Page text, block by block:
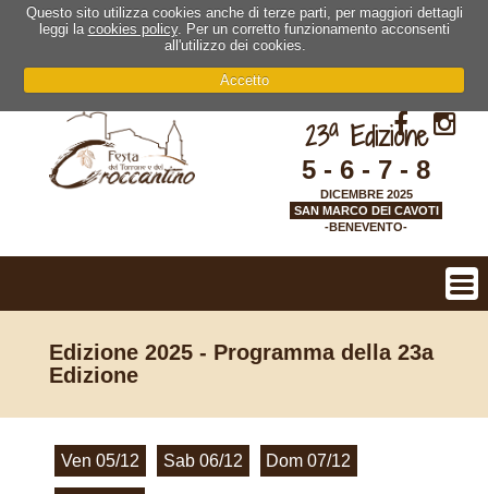
Questo sito utilizza cookies anche di terze parti, per maggiori dettagli
leggi la cookies policy. Per un corretto funzionamento acconsenti
all'utilizzo dei cookies.
Accetto
23aEdizione
5 - 6 - 7 - 8
DICEMBRE 2025
SAN MARCO DEI CAVOTI
-BENEVENTO-
Edizione 2025 - Programma della 23a
Edizione
Ven 05/12 Sab 06/12 Dom 07/12